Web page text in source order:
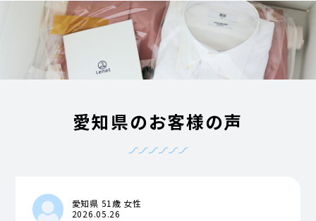
愛知県のお客様の声
愛知県 51歳 女性
2026.05.26